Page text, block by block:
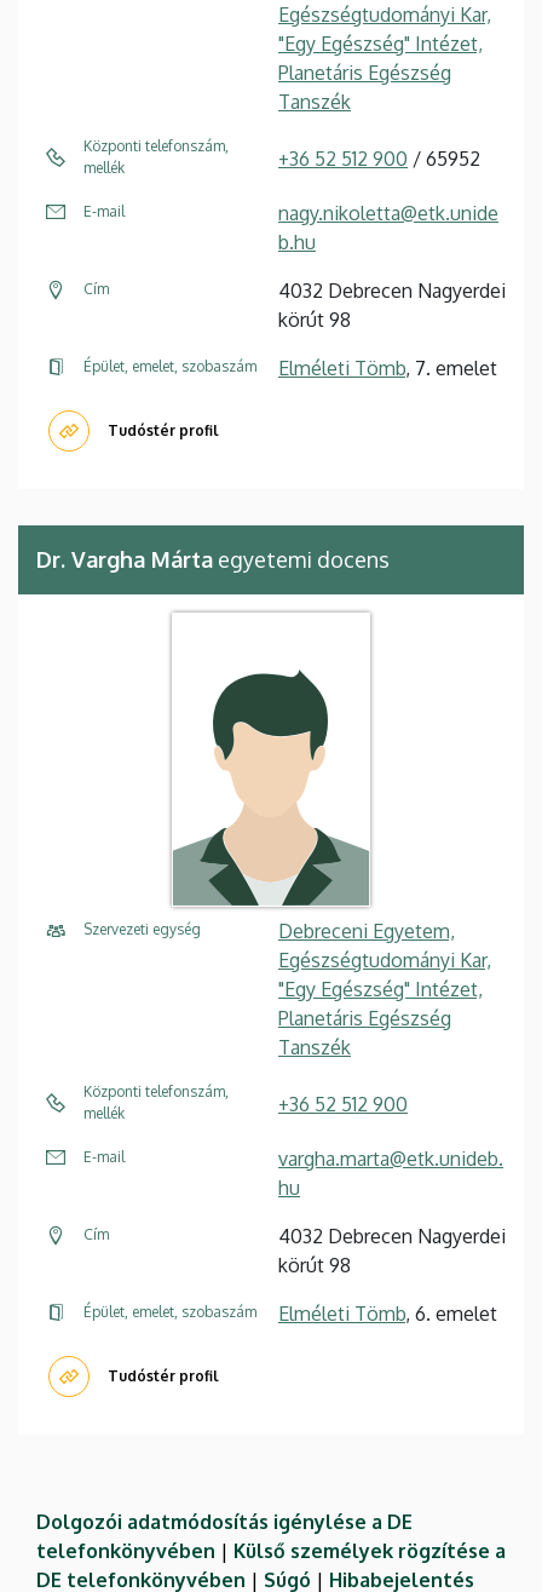
Egészségtudományi Kar,
"Egy Egészség" Intézet,
Planetáris Egészség
Tanszék
Központi telefonszám,
mellék
+36 52 512 900 / 65952
E-mail
nagy.nikoletta@etk.unide
b.hu
Cím
4032 Debrecen Nagyerdei
körút 98
Épület, emelet, szobaszám Elméleti Tömb, 7. emelet
Tudóstér profil
Dr. Vargha Márta egyetemi docens
Szervezeti egység
Debreceni Egyetem,
Egészségtudományi Kar,
"Egy Egészség" Intézet,
Planetáris Egészség
Tanszék
Központi telefonszám,
mellék
+36 52 512 900
E-mail
vargha.marta@etk.unideb.
hu
Cím
4032 Debrecen Nagyerdei
körút 98
Épület, emelet, szobaszám Elméleti Tömb, 6. emelet
Tudóstér profil
Dolgozói adatmódosítás igénylése a DE
telefonkönyvében | Külső személyek rögzítése a
DE telefonkönyvében | Súgó | Hibabejelentés